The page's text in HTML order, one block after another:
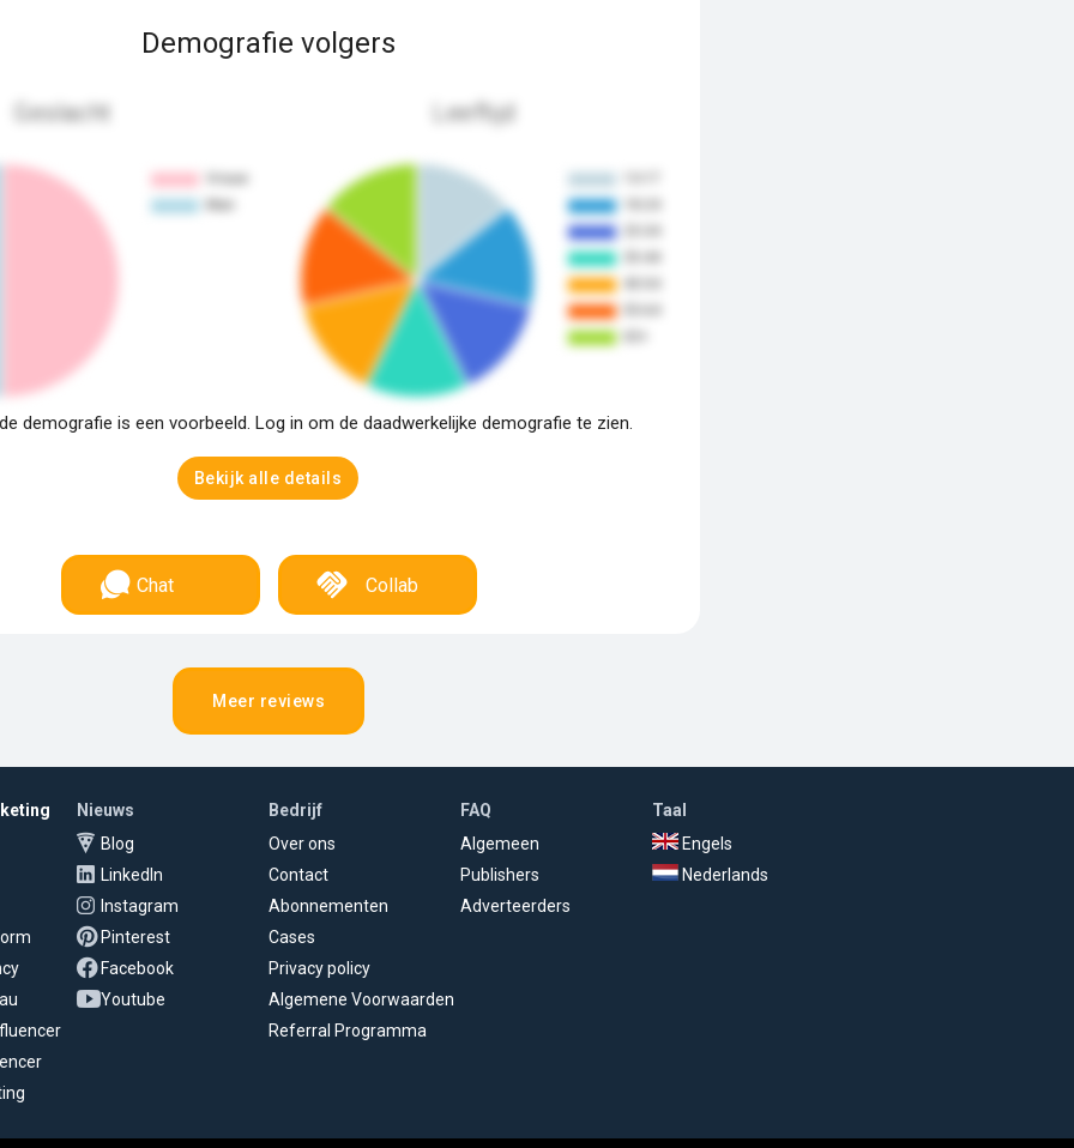
Demografie volgers
Geslacht Leeftijd
demografie is een voorbeeld. Log in om de daadwerkelijke demografie te zien.
Bekijk alle details
Chat Collab
Meer reviews
Nieuws
Blog
LinkedIn
Instagram
Pinterest
Facebook
Youtube
Bedrijf
Over ons
Contact
Abonnementen
Cases
Privacy policy
Algemene Voorwaarden
Referral Programma
FAQ
Algemeen
Publishers
Adverteerders
Taal
Engels
Nederlands